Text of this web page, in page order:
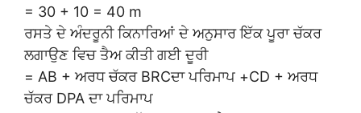
= 30 + 10 = 40 m
ਰਸਤੇ ਦੇ ਅੰਦਰੂਨੀ ਕਿਨਾਰਿਆਂ ਦੇ ਅਨੁਸਾਰ ਇੱਕ ਪੂਰਾ ਚੱਕਰ
ਲਗਾਉਣ ਵਿਚ ਤੈਅ ਕੀਤੀ ਗਈ ਦੂਰੀ
= AB + ਅਰਧ ਚੱਕਰ BRCਦਾ ਪਰਿਮਾਪ +CD + ਅਰਧ
ਚੱਕਰ DPA ਦਾ ਪਰਿਮਾਪ